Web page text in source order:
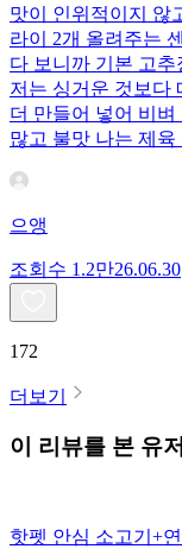
맛이 인위적이지 않
라이 2개 올려주는
다 보니까 기본 고
저는 싱거운 것보다
더 만들어 넣어 비
많고 불맛 나는 제
으앵
조회수 1.2만26.06.30
172
더보기
이 리뷰를 본 유
핫펫 안심 소고기+